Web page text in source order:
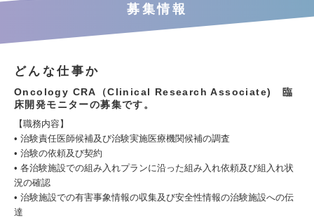
募集情報
どんな仕事か
Oncology CRA（Clinical Research Associate) 臨
床開発モニターの募集です。
【職務内容】
• 治験責任医師候補及び治験実施医療機関候補の調査
• 治験の依頼及び契約
• 各治験施設での組み入れプランに沿った組み入れ依頼及び組入れ状
況の確認
• 治験施設での有害事象情報の収集及び安全性情報の治験施設への伝
達